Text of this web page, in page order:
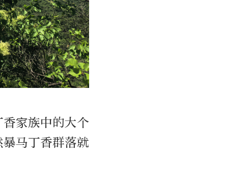
家族中的大个
马丁香群落就